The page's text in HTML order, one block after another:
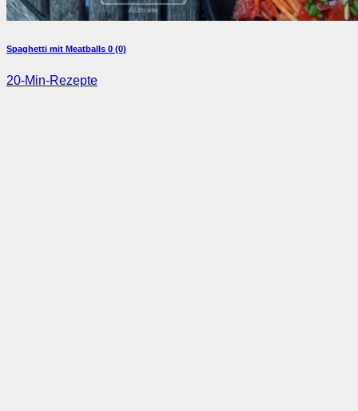
Spaghetti mit Meatballs 0 (0)
20-Min-Rezepte